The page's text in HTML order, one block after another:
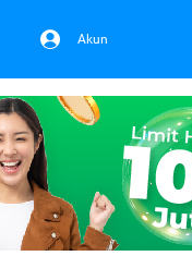
Akun